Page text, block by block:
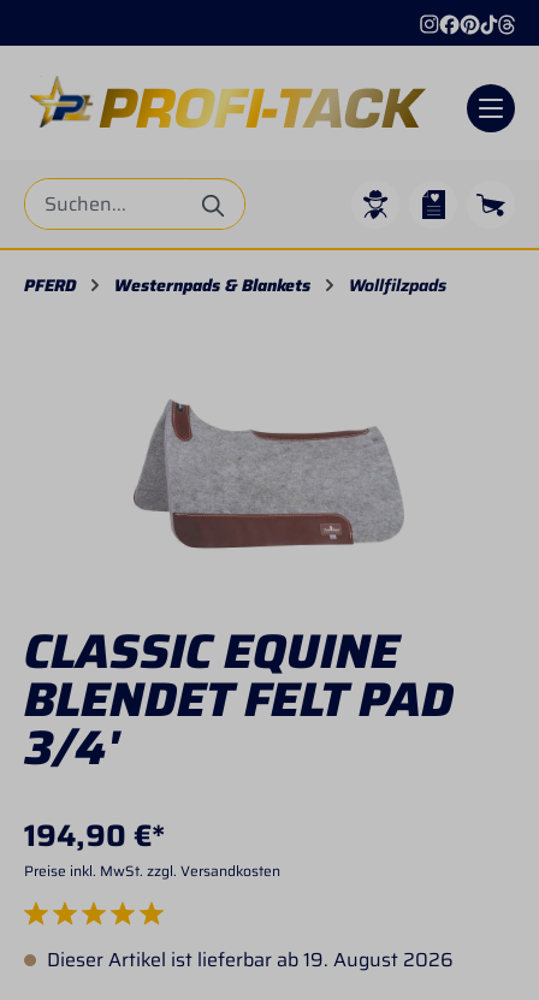
PFERD Westernpads & Blankets Wollfilzpads
CLASSIC EQUINE
BLENDET FELT PAD
3/4'
194,90 €*
Preise inkl. MwSt. zzgl. Versandkosten
Durchschnittliche Bewertung von 5 von 5 Sternen
Dieser Artikel ist lieferbar ab 19. August 2026